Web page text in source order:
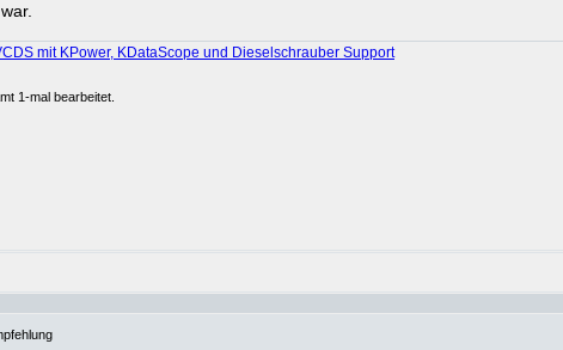
mit KPower, KDataScope und Dieselschrauber Support
1-mal bearbeitet.